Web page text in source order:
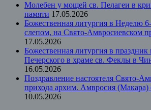
Молебен у мощей св. Пелагеи в
памяти 17.05.2026
Божественная литургия в Неделю
слепом, на Свято-Амвросиевском
17.05.2026
Божественная литургия в
Печерского в храме св. Феклы в
16.05.2026
Поздравление настоятеля Свято-
прихода архим. Амвросия
10.05.2026